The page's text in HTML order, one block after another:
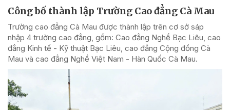
Công bố thành lập Trường Cao đẳng Cà Mau
Trường cao đẳng Cà Mau được thành lập trên cơ sở sáp
nhập 4 trường cao đẳng, gồm: Cao đẳng Nghề Bạc Liêu, cao
đẳng Kinh tế - Kỹ thuật Bạc Liêu, cao đẳng Cộng đồng Cà
Mau và cao đẳng Nghề Việt Nam - Hàn Quốc Cà Mau.